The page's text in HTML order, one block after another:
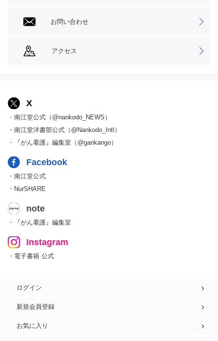
お問い合わせ
アクセス
X
・南江堂公式（@nankodo_NEWS）
・南江堂洋書部公式（@Nankodo_Intl）
・『がん看護』編集室（@gankango）
Facebook
・南江堂公式
・NurSHARE
note
・『がん看護』編集室
Instagram
・電子書籍 公式
ログイン
新規会員登録
お気に入り